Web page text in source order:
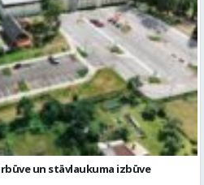
un stāvlaukuma izbūve
Skatīt visu